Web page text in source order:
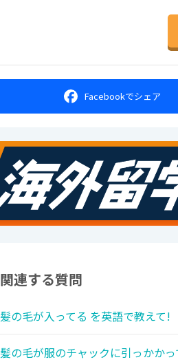
Facebookでシェア
関連する質問
髪の毛が入ってる を英語で教えて!
髪の毛が服のチャックに引っかか